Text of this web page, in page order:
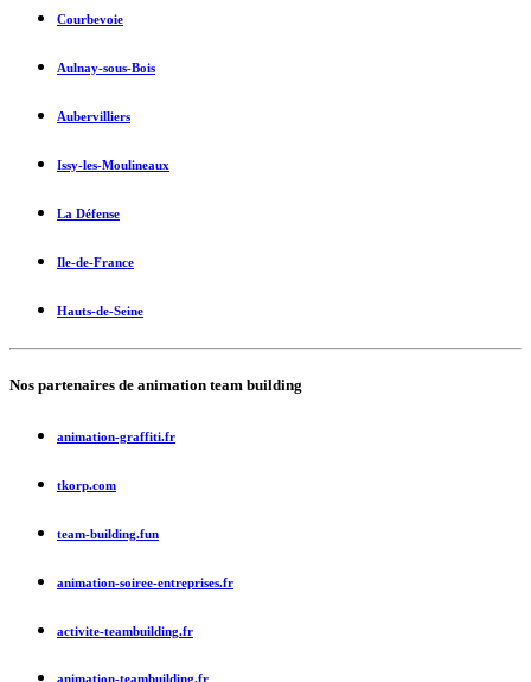
Courbevoie
Aulnay-sous-Bois
Aubervilliers
Issy-les-Moulineaux
La Défense
Ile-de-France
Hauts-de-Seine
Nos partenaires de animation team building
animation-graffiti.fr
tkorp.com
team-building.fun
animation-soiree-entreprises.fr
activite-teambuilding.fr
animation-teambuilding.fr